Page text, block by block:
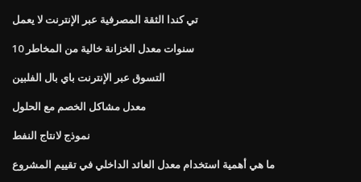
تي كندا الثقة المصرفية عبر الإنترنت لا يعمل
10 سنوات معدل الخزانة خالية من المخاطر
التسوق عبر الإنترنت باي بال الفلبين
معدل مشاكل الخصم مع الحلول
نموذج لانتاج النفط
ما هي أهمية استخدام معدل العائد الداخلي في تقييم المشروع